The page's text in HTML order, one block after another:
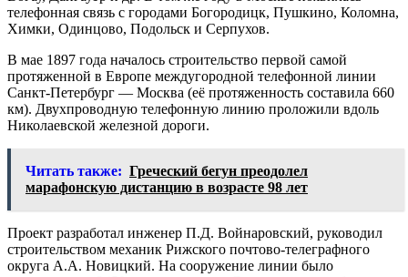
телефонная связь с городами Богородицк, Пушкино, Коломна,
Химки, Одинцово, Подольск и Серпухов.
В мае 1897 года началось строительство первой самой
протяженной в Европе междугородной телефонной линии
Санкт-Петербург — Москва (её протяженность составила 660
км). Двухпроводную телефонную линию проложили вдоль
Николаевской железной дороги.
Читать также: Греческий бегун преодолел
марафонскую дистанцию в возрасте 98 лет
Проект разработал инженер П.Д. Войнаровский, руководил
строительством механик Рижского почтово-телеграфного
округа А.А. Новицкий. На сооружение линии было